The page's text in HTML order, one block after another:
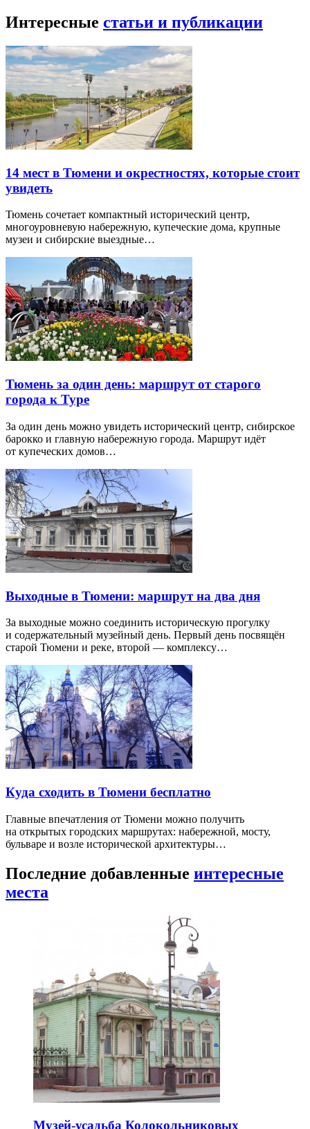
Интересные статьи и публикации
14 мест в Тюмени и окрестностях, которые стоит
увидеть
Тюмень сочетает компактный исторический центр,
многоуровневую набережную, купеческие дома, крупные
музеи и сибирские выездные…
Тюмень за один день: маршрут от старого
города к Туре
За один день можно увидеть исторический центр, сибирское
барокко и главную набережную города. Маршрут идёт
от купеческих домов…
Выходные в Тюмени: маршрут на два дня
За выходные можно соединить историческую прогулку
и содержательный музейный день. Первый день посвящён
старой Тюмени и реке, второй — комплексу…
Куда сходить в Тюмени бесплатно
Главные впечатления от Тюмени можно получить
на открытых городских маршрутах: набережной, мосту,
бульваре и возле исторической архитектуры…
Последние добавленные интересные
места
Музей-усадьба Колокольниковых